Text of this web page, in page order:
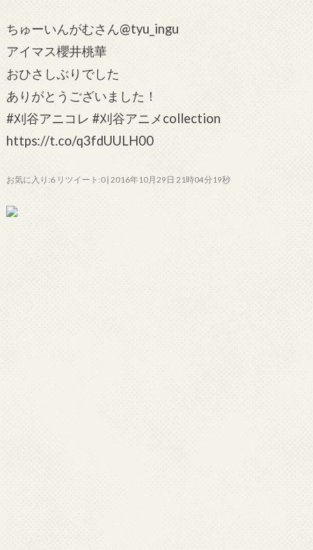
ちゅーいんがむさん@tyu_ingu
アイマス櫻井桃華
おひさしぶりでした
ありがとうございました！
#刈谷アニコレ #刈谷アニメcollection
https://t.co/q3fdUULH00
お気に入り:6 リツイート:0 | 2016年10月29日 21時04分19秒